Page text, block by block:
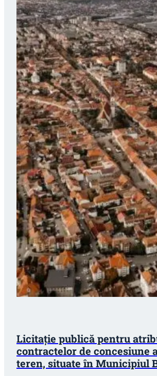
Licitație publică pentru
contractelor de concesiune
teren, situate în Municipiul